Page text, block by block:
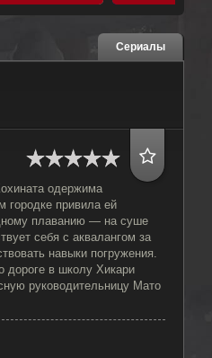
Сериалы
одержима
городке привила ей
плаванию — на суше
себя с аквалангом за
навыки погружения.
дороге в школу Хикари
руководительницу Мато